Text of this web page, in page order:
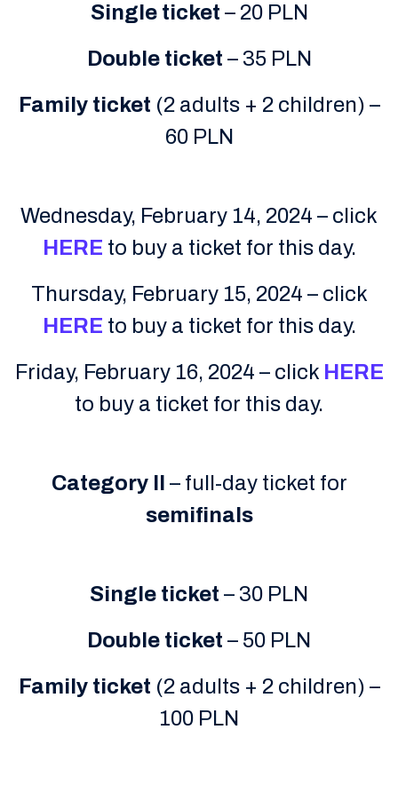
Single ticket – 20 PLN
Double ticket – 35 PLN
Family ticket (2 adults + 2 children) –
60 PLN
Wednesday, February 14, 2024 – click
HERE to buy a ticket for this day.
Thursday, February 15, 2024 – click
HERE to buy a ticket for this day.
Friday, February 16, 2024 – click HERE
to buy a ticket for this day.
Category II
– full-day ticket for
semifinals
Single ticket – 30 PLN
Double ticket – 50 PLN
Family ticket (2 adults + 2 children) –
100 PLN